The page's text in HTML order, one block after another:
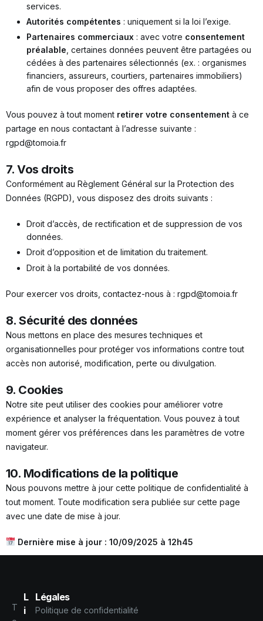
services.
Autorités compétentes : uniquement si la loi l’exige.
Partenaires commerciaux : avec votre consentement
préalable , certaines données peuvent être partagées ou
cédées à des partenaires sélectionnés (ex. : organismes
financiers, assureurs, courtiers, partenaires immobiliers)
afin de vous proposer des offres adaptées.
Vous pouvez à tout moment retirer votre consentement à ce
partage en nous contactant à l’adresse suivante :
rgpd@tomoia.fr
7. Vos droits
Conformément au Règlement Général sur la Protection des
Données (RGPD), vous disposez des droits suivants :
Droit d’accès, de rectification et de suppression de vos
données.
Droit d’opposition et de limitation du traitement.
Droit à la portabilité de vos données.
Pour exercer vos droits, contactez-nous à : rgpd@tomoia.fr
8. Sécurité des données
Nous mettons en place des mesures techniques et
organisationnelles pour protéger vos informations contre tout
accès non autorisé, modification, perte ou divulgation.
9. Cookies
Notre site peut utiliser des cookies pour améliorer votre
expérience et analyser la fréquentation. Vous pouvez à tout
moment gérer vos préférences dans les paramètres de votre
navigateur.
10. Modifications de la politique
Nous pouvons mettre à jour cette politique de confidentialité à
tout moment. Toute modification sera publiée sur cette page
avec une date de mise à jour.
Dernière mise à jour : 10/09/2025 à 12h45
T
L
i
Légales
Politique de confidentialité